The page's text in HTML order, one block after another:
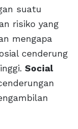
suatu
risiko yang
mengapa
cenderung
Social